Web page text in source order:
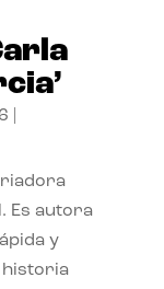
Es autora
y
historia